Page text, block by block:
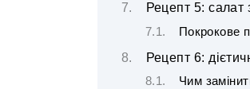
Рецепт 5: салат
Покрокове
Рецепт 6:
Чим